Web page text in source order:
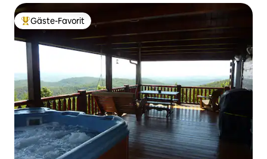
Beliebter Gäste-Favorit.
Gäste-Favorit